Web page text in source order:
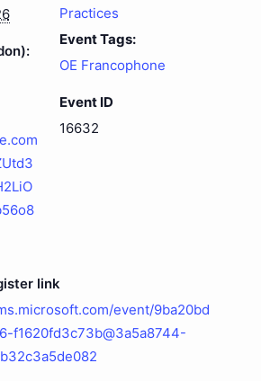
Practices
Event Tags:
OE Francophone
Event ID
16632
link
event/9ba20bd
f1620fd3c73b@3a5a8744-